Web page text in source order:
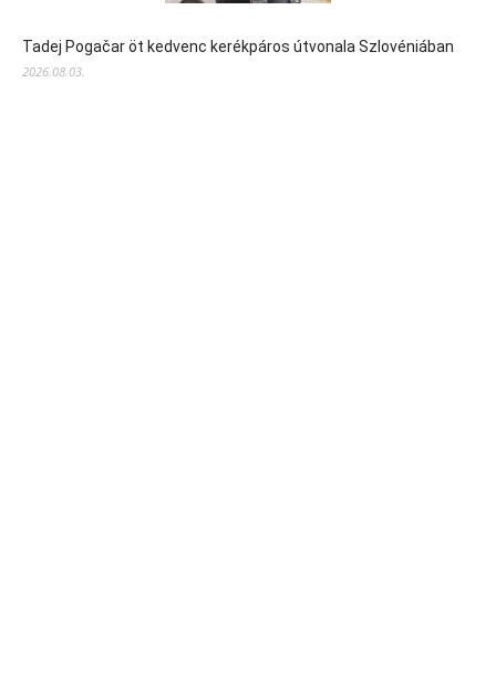
Tadej Pogačar öt kedvenc kerékpáros útvonala Szlovéniában
2026.08.03.